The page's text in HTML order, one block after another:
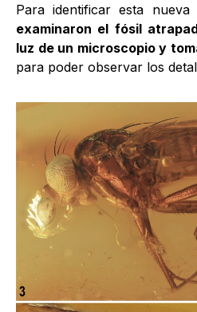
Para identificar esta nueva
examinaron el fósil
luz de un microscopio y
para poder observar los